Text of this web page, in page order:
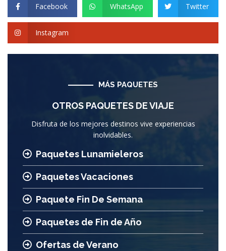
Facebook WhatsApp Twitter
Instagram
MÁS PAQUETES
OTROS PAQUETES DE VIAJE
Disfruta de los mejores destinos vive experiencias
inolvidables.
Paquetes Lunamieleros
Paquetes Vacaciones
Paquete Fin De Semana
Paquetes de Fin de Año
Ofertas de Verano